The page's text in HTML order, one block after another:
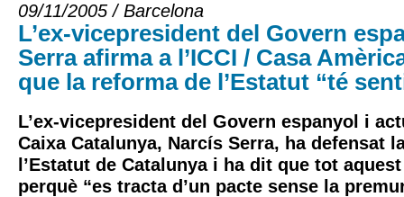
09/11/2005 / Barcelona
L’ex-vicepresident del Govern
Serra afirma a l’ICCI / Casa
que la reforma de l’Estatut “té
L’ex-vicepresident del Govern espanyol i
Caixa Catalunya, Narcís Serra, ha defensat
l’Estatut de Catalunya i ha dit que tot
perquè “es tracta d’un pacte sense la